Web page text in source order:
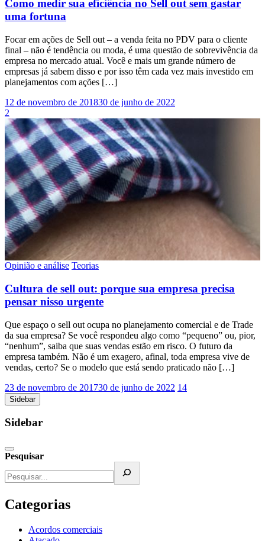
Como medir sua eficiência no Sell out sem gastar
uma fortuna
Focar em ações de Sell out – a venda feita no PDV para o cliente
final – não é tendência ou moda, é uma questão de sobrevivência da
empresa no mercado atual. Você e mais um grande número de
empresas já sabem disso e por isso têm cada vez mais investido em
planejamentos com ações […]
12 de novembro de 201830 de junho de 2022
2
Opinião e análise Teorias
Cultura de sell out: porque sua empresa precisa
pensar nisso urgente
Que espaço o sell out ocupa no planejamento comercial e de Trade
da sua empresa? Se você respondeu algo como “pequeno” ou, pior,
“nenhum”, saiba que suas vendas estão em risco. O futuro da
empresa também. Não é um exagero, afinal, toda empresa vive de
vendas, certo? Se o modelo que está sendo praticado não […]
23 de novembro de 201730 de junho de 2022 14
Sidebar
Sidebar
Pesquisar
Categorias
Acordos comerciais